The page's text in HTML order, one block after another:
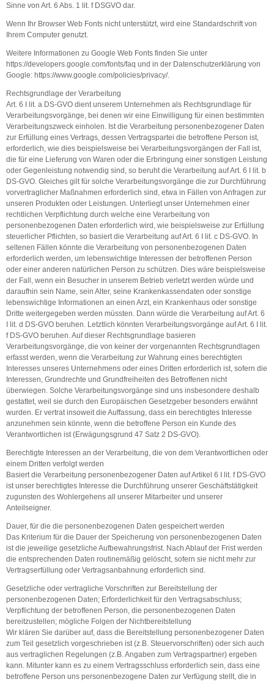
Sinne von Art. 6 Abs. 1 lit. f DSGVO dar.
Wenn Ihr Browser Web Fonts nicht unterstützt, wird eine Standardschrift von
Ihrem Computer genutzt.
Weitere Informationen zu Google Web Fonts finden Sie unter
https://developers.google.com/fonts/faq und in der Datenschutzerklärung von
Google: https://www.google.com/policies/privacy/.
Rechtsgrundlage der Verarbeitung
Art. 6 I lit. a DS-GVO dient unserem Unternehmen als Rechtsgrundlage für
Verarbeitungsvorgänge, bei denen wir eine Einwilligung für einen bestimmten
Verarbeitungszweck einholen. Ist die Verarbeitung personenbezogener Daten
zur Erfüllung eines Vertrags, dessen Vertragspartei die betroffene Person ist,
erforderlich, wie dies beispielsweise bei Verarbeitungsvorgängen der Fall ist,
die für eine Lieferung von Waren oder die Erbringung einer sonstigen Leistung
oder Gegenleistung notwendig sind, so beruht die Verarbeitung auf Art. 6 I lit. b
DS-GVO. Gleiches gilt für solche Verarbeitungsvorgänge die zur Durchführung
vorvertraglicher Maßnahmen erforderlich sind, etwa in Fällen von Anfragen zur
unseren Produkten oder Leistungen. Unterliegt unser Unternehmen einer
rechtlichen Verpflichtung durch welche eine Verarbeitung von
personenbezogenen Daten erforderlich wird, wie beispielsweise zur Erfüllung
steuerlicher Pflichten, so basiert die Verarbeitung auf Art. 6 I lit. c DS-GVO. In
seltenen Fällen könnte die Verarbeitung von personenbezogenen Daten
erforderlich werden, um lebenswichtige Interessen der betroffenen Person
oder einer anderen natürlichen Person zu schützen. Dies wäre beispielsweise
der Fall, wenn ein Besucher in unserem Betrieb verletzt werden würde und
daraufhin sein Name, sein Alter, seine Krankenkassendaten oder sonstige
lebenswichtige Informationen an einen Arzt, ein Krankenhaus oder sonstige
Dritte weitergegeben werden müssten. Dann würde die Verarbeitung auf Art. 6
I lit. d DS-GVO beruhen. Letztlich könnten Verarbeitungsvorgänge auf Art. 6 I lit.
f DS-GVO beruhen. Auf dieser Rechtsgrundlage basieren
Verarbeitungsvorgänge, die von keiner der vorgenannten Rechtsgrundlagen
erfasst werden, wenn die Verarbeitung zur Wahrung eines berechtigten
Interesses unseres Unternehmens oder eines Dritten erforderlich ist, sofern die
Interessen, Grundrechte und Grundfreiheiten des Betroffenen nicht
überwiegen. Solche Verarbeitungsvorgänge sind uns insbesondere deshalb
gestattet, weil sie durch den Europäischen Gesetzgeber besonders erwähnt
wurden. Er vertrat insoweit die Auffassung, dass ein berechtigtes Interesse
anzunehmen sein könnte, wenn die betroffene Person ein Kunde des
Verantwortlichen ist (Erwägungsgrund 47 Satz 2 DS-GVO).
Berechtigte Interessen an der Verarbeitung, die von dem Verantwortlichen oder
einem Dritten verfolgt werden
Basiert die Verarbeitung personenbezogener Daten auf Artikel 6 I lit. f DS-GVO
ist unser berechtigtes Interesse die Durchführung unserer Geschäftstätigkeit
zugunsten des Wohlergehens all unserer Mitarbeiter und unserer
Anteilseigner.
Dauer, für die die personenbezogenen Daten gespeichert werden
Das Kriterium für die Dauer der Speicherung von personenbezogenen Daten
ist die jeweilige gesetzliche Aufbewahrungsfrist. Nach Ablauf der Frist werden
die entsprechenden Daten routinemäßig gelöscht, sofern sie nicht mehr zur
Vertragserfüllung oder Vertragsanbahnung erforderlich sind.
Gesetzliche oder vertragliche Vorschriften zur Bereitstellung der
personenbezogenen Daten; Erforderlichkeit für den Vertragsabschluss;
Verpflichtung der betroffenen Person, die personenbezogenen Daten
bereitzustellen; mögliche Folgen der Nichtbereitstellung
Wir klären Sie darüber auf, dass die Bereitstellung personenbezogener Daten
zum Teil gesetzlich vorgeschrieben ist (z.B. Steuervorschriften) oder sich auch
aus vertraglichen Regelungen (z.B. Angaben zum Vertragspartner) ergeben
kann. Mitunter kann es zu einem Vertragsschluss erforderlich sein, dass eine
betroffene Person uns personenbezogene Daten zur Verfügung stellt, die in